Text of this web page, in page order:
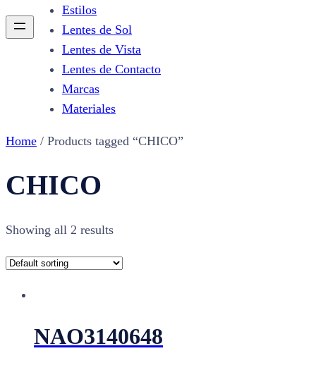
Estilos
Lentes de Sol
Lentes de Vista
Lentes de Contacto
Marcas
Materiales
Home / Products tagged “CHICO”
CHICO
Showing all 2 results
NAO3140648